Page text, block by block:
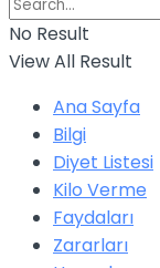
No Result
View All Result
Ana Sayfa
Bilgi
Diyet Listesi
Kilo Verme
Faydaları
Zararları